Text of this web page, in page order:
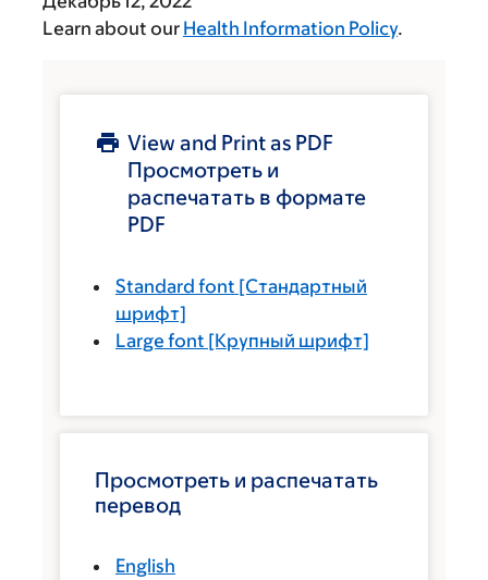
Learn about our Health Information Policy.
View and Print as PDF
Просмотреть и
распечатать в формате
PDF
Standard font [Стандартный
шрифт]
Large font [Крупный шрифт]
Просмотреть и распечатать
перевод
English